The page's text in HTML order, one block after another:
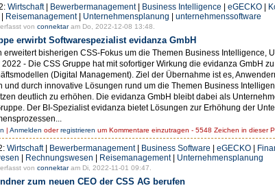
Wirtschaft| Bewerbermanagement| Business Intelligence | eGECKO |
| Reisemanagement| Unternehmensplanung | unternehmenssoftware
von connektaram Do, 2022-12-08 13:48.
erwirbt Softwarespezialist evidanza GmbH
erweitert bisherigen CSS-Fokus um die Themen Business Intelligence,
2022 - Die CSS Gruppe hat mit sofortiger Wirkung die evidanza GmbH
(Digital Management). Ziel der Übernahme ist es,
und durch innovative Lösungen rund um die Themen Business
deutlich zu erhöhen. Die evidanza GmbH bleibt dabei als
Der BI-Spezialist evidanza bietet Lösungen zur Erhöhung der
| Anmelden oderregistrieren um Kommentare einzutragen - 5548 Zeichen in dieser
Wirtschaft| Bewerbermanagement| Business Software | eGECKO |
| Rechnungswesen | Reisemanagement| Unternehmensplanung
von connektaram Di, 2022-11-01 09:47.
zum neuen CEO der CSS AG berufen